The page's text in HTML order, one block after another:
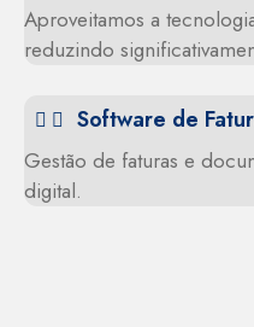
Aproveitamos a
reduzindo
Software de
Gestão de faturas e
digital.